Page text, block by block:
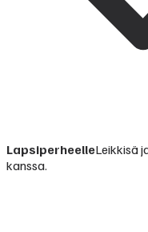
LapsiperheelleLeikkisä
kanssa.